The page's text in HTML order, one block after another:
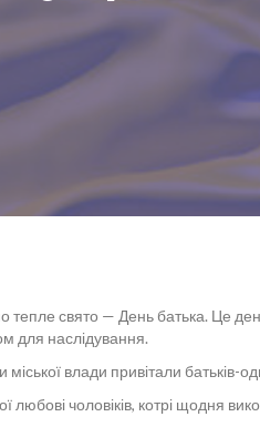
свято — День батька. Це
для наслідування.
влади привітали батьків-
чоловіків, котрі щодня